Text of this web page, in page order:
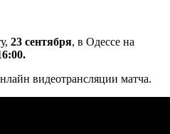
23 сентября, в Одессе на
видеотрансляции матча.